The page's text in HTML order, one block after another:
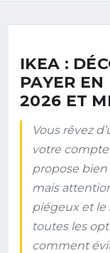
IKEA :
PAYER
2026 ET
Vous rêvez
votre
propose
mais
piégeux et le
toutes les
comment